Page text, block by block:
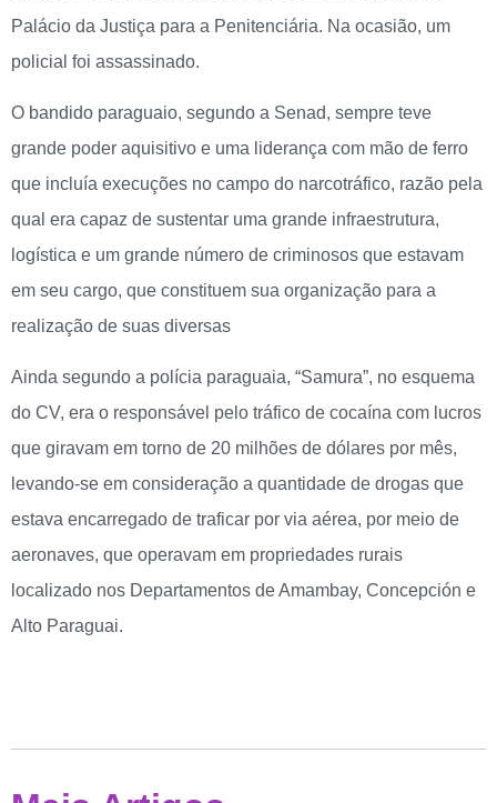
Palácio da Justiça para a Penitenciária. Na ocasião, um
policial foi assassinado.
O bandido paraguaio, segundo a Senad, sempre teve
grande poder aquisitivo e uma liderança com mão de ferro
que incluía execuções no campo do narcotráfico, razão pela
qual era capaz de sustentar uma grande infraestrutura,
logística e um grande número de criminosos que estavam
em seu cargo, que constituem sua organização para a
realização de suas diversas
Ainda segundo a polícia paraguaia, “Samura”, no esquema
do CV, era o responsável pelo tráfico de cocaína com lucros
que giravam em torno de 20 milhões de dólares por mês,
levando-se em consideração a quantidade de drogas que
estava encarregado de traficar por via aérea, por meio de
aeronaves, que operavam em propriedades rurais
localizado nos Departamentos de Amambay, Concepción e
Alto Paraguai.